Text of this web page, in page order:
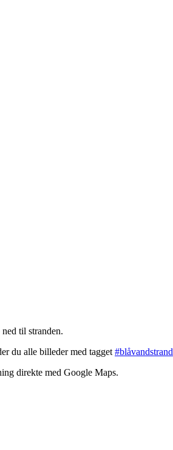
til stranden.
du alle billeder med tagget #blåvandstrand
direkte med Google Maps.